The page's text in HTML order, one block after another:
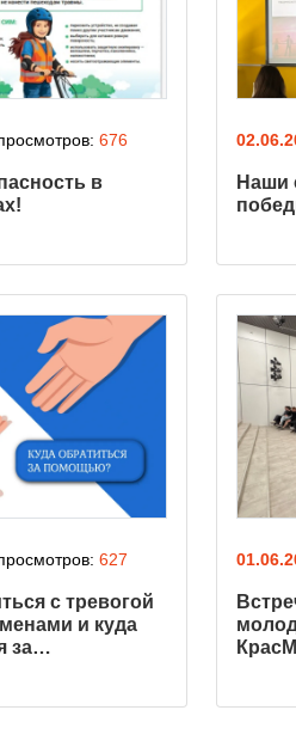
676
в
Наши
627
с тревогой
и куда
за…